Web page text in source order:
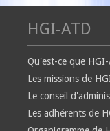
HGI-ATD
Qu'est-ce que HGI-
Les missions de
Le conseil
Les adhérents de